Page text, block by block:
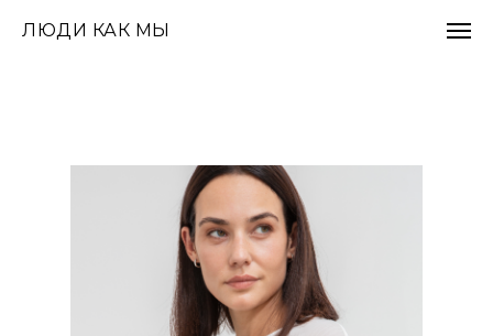
ЛЮДИ КАК МЫ